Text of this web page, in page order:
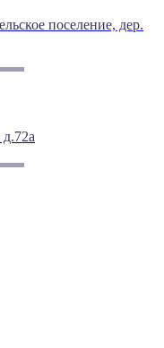
поселение, дер.